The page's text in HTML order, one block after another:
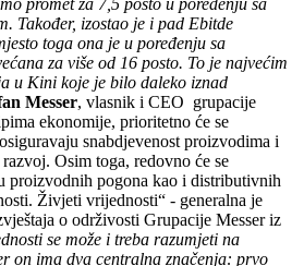
promet za 7,5 posto u poređenju sa
Također, izostao je i pad Ebitde
toga ona je u poređenju sa
za više od 16 posto. To je najvećim
u Kini koje je bilo daleko iznad
Messer, vlasnik i CEO grupacije
ekonomije, prioritetno će se
snabdjevenost proizvodima i
Osim toga, redovno će se
proizvodnih pogona kao i distributivnih
Živjeti vrijednosti“ - generalna je
o održivosti Grupacije Messer iz
se može i treba razumjeti na
on ima dva centralna značenja: prvo